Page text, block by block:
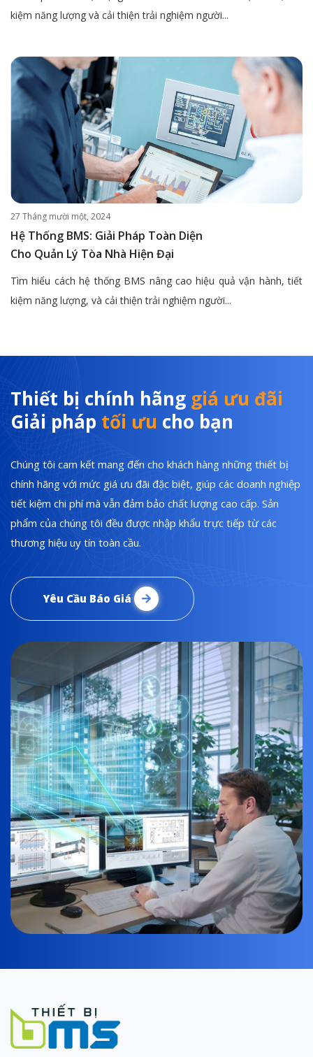
kiệm năng lượng và cải thiện trải nghiệm người...
27 Tháng mười một, 2024
Hệ Thống BMS: Giải Pháp Toàn Diện
Cho Quản Lý Tòa Nhà Hiện Đại
Tìm hiểu cách hệ thống BMS nâng cao hiệu quả vận hành, tiết
kiệm năng lượng, và cải thiện trải nghiệm người...
Thiết bị chính hãng giá ưu đãi
Giải pháp tối ưu cho bạn
Chúng tôi cam kết mang đến cho khách hàng những thiết bị
chính hãng với mức giá ưu đãi đặc biệt, giúp các doanh nghiệp
tiết kiệm chi phí mà vẫn đảm bảo chất lượng cao cấp. Sản
phẩm của chúng tôi đều được nhập khẩu trực tiếp từ các
thương hiệu uy tín toàn cầu.
Yêu Cầu Báo Giá